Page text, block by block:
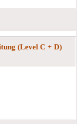
(Level C + D)